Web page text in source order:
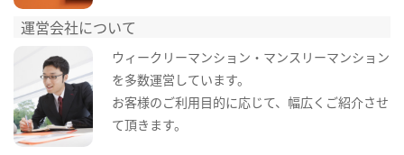
運営会社について
ウィークリーマンション・マンスリーマンション
を多数運営しています。
お客様のご利用目的に応じて、幅広くご紹介させ
て頂きます。